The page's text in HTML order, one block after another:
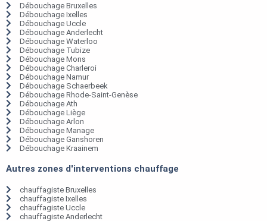
Débouchage Bruxelles
Débouchage Ixelles
Débouchage Uccle
Débouchage Anderlecht
Débouchage Waterloo
Débouchage Tubize
Débouchage Mons
Débouchage Charleroi
Débouchage Namur
Débouchage Schaerbeek
Débouchage Rhode-Saint-Genèse
Débouchage Ath
Débouchage Liège
Débouchage Arlon
Débouchage Manage
Débouchage Ganshoren
Débouchage Kraainem
Autres zones d'interventions chauffage
chauffagiste Bruxelles
chauffagiste Ixelles
chauffagiste Uccle
chauffagiste Anderlecht